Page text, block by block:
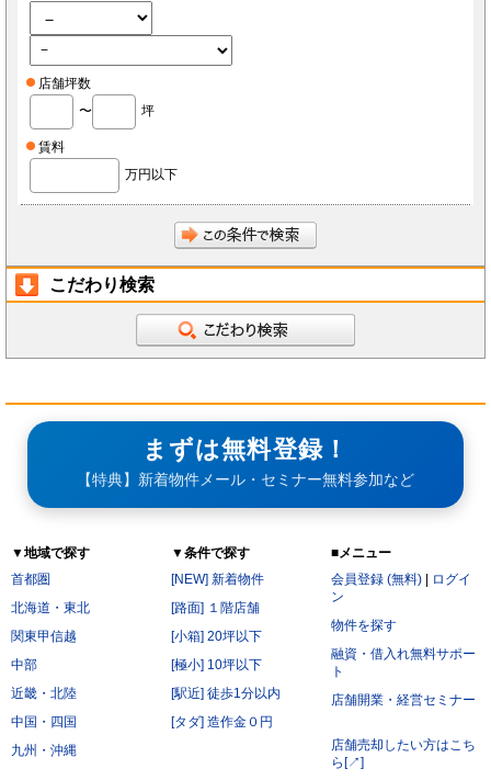
店舗坪数
〜
坪
賃料
万円以下
こだわり検索
まずは無料登録！
【特典】新着物件メール・セミナー無料参加など
▼地域で探す
首都圏
北海道・東北
関東甲信越
中部
近畿・北陸
中国・四国
九州・沖縄
▼条件で探す
[NEW] 新着物件
[路面] １階店舗
[小箱] 20坪以下
[極小] 10坪以下
[駅近] 徒歩1分以内
[タダ] 造作金０円
■メニュー
会員登録 (無料)
ログイ
ン
物件を探す
融資・借入れ無料サポー
ト
店舗開業・経営セミナー
店舗売却したい方はこち
ら[↗]